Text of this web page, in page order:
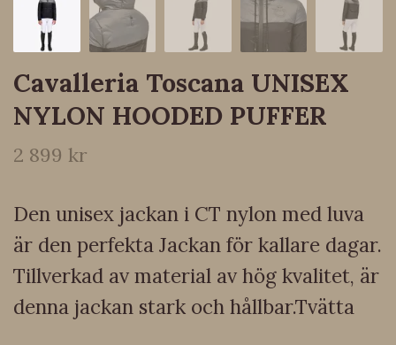
Cavalleria Toscana UNISEX
NYLON HOODED PUFFER
2 899 kr
Den unisex jackan i CT nylon med luva
är den perfekta Jackan för kallare dagar.
Tillverkad av material av hög kvalitet, är
denna jackan stark och hållbar.Tvätta